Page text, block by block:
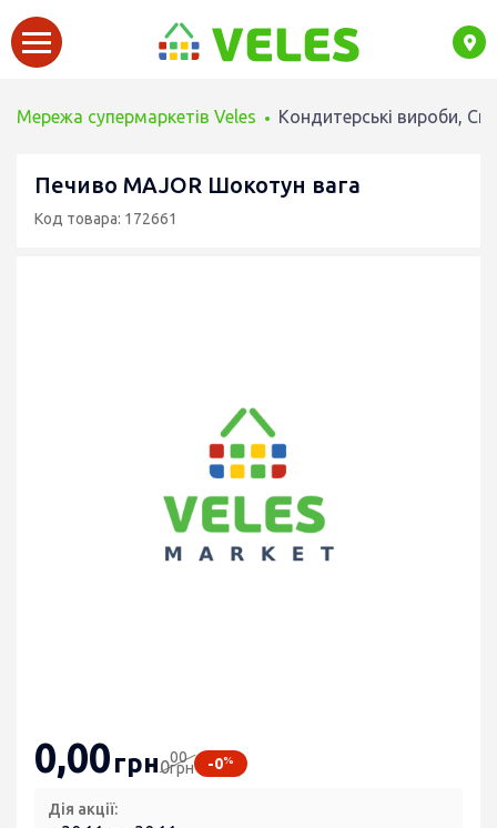
Мережа супермаркетів Veles Кондитерські вироби,
Печиво MAJOR Шокотун вага
Код товара: 172661
0,00грн000
грн -0%
Дія акції: